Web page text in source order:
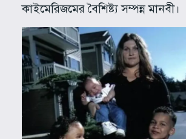
কাইমেরিজমের বৈশিষ্ট্য সম্পন্ন মানবী।